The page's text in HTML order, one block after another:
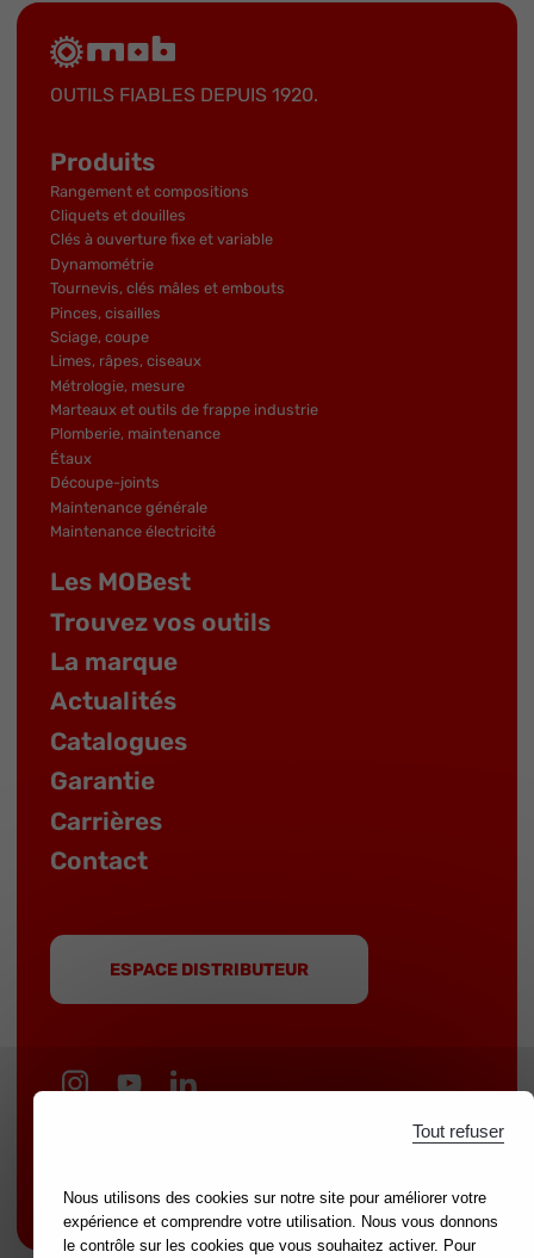
OUTILS FIABLES DEPUIS 1920.
Produits
Rangement et compositions
Cliquets et douilles
Clés à ouverture fixe et variable
Dynamométrie
Tournevis, clés mâles et embouts
Pinces, cisailles
Sciage, coupe
Limes, râpes, ciseaux
Métrologie, mesure
Marteaux et outils de frappe industrie
Plomberie, maintenance
Étaux
Découpe-joints
Maintenance générale
Maintenance électricité
Les MOBest
Trouvez vos outils
La marque
Actualités
Catalogues
Garantie
Carrières
Contact
ESPACE DISTRIBUTEUR
NOVALIA|
Mentions légales
Nous utilisons des cookies sur notre site pour améliorer votre
expérience et comprendre votre utilisation. Nous vous donnons
le contrôle sur les cookies que vous souhaitez activer. Pour
Tout refuser